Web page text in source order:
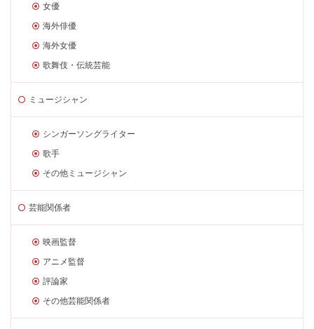
女優
海外俳優
海外女優
歌舞伎・伝統芸能
ミュージシャン
シンガーソングライター
歌手
その他ミュージシャン
芸能関係者
映画監督
アニメ監督
評論家
その他芸能関係者